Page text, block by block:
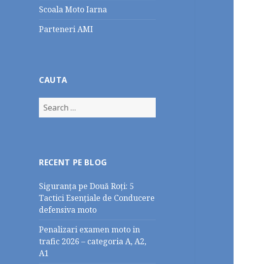
Scoala Moto Iarna
Parteneri AMI
CAUTA
Search
for:
RECENT PE BLOG
Siguranța pe Două Roți: 5
Tactici Esențiale de Conducere
defensiva moto
Penalizari examen moto in
trafic 2026 – categoria A, A2,
A1